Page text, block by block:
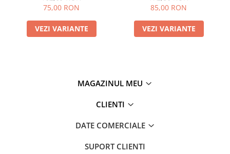
75,00 RON
VEZI VARIANTE
85,00 RON
VEZI VARIANTE
MAGAZINUL MEU
CLIENTI
DATE COMERCIALE
SUPORT CLIENTI